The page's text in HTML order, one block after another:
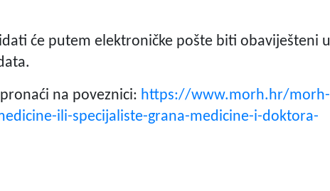
će putem elektroničke pošte biti obaviješteni u
na poveznici: https://www.morh.hr/morh-
ili-specijaliste-grana-medicine-i-doktora-